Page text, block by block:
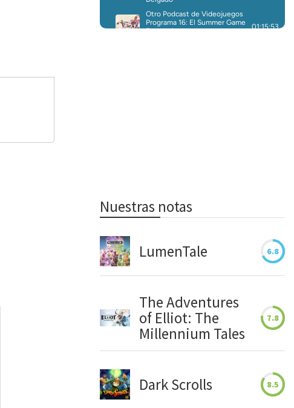
Nuestras notas
LumenTale 6.8
The Adventures
of Elliot: The
Millennium Tales
7.8
Dark Scrolls 8.5